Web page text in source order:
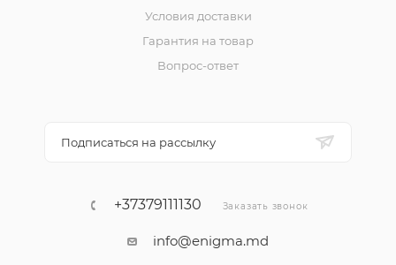
Условия доставки
Гарантия на товар
Вопрос-ответ
Подписаться на рассылку
+37379111130 Заказать звонок
info@enigma.md